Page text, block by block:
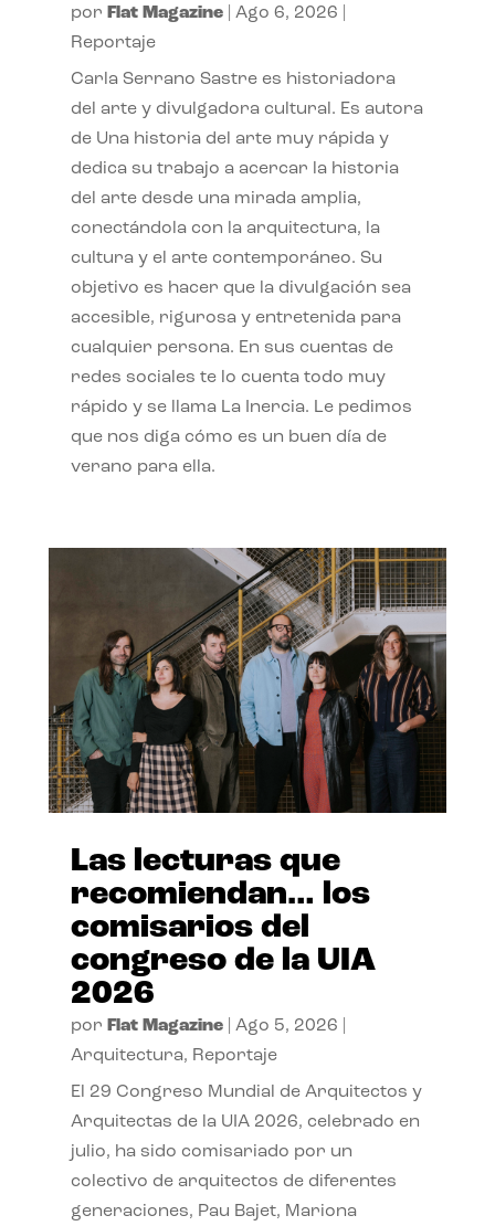
por Flat Magazine| Ago 6, 2026
Reportaje
Carla Serrano Sastre es historiadora
del arte y divulgadora cultural. Es autora
de Una historia del arte muy rápida y
dedica su trabajo a acercar la historia
del arte desde una mirada amplia,
conectándola con la arquitectura, la
cultura y el arte contemporáneo. Su
objetivo es hacer que la divulgación sea
accesible, rigurosa y entretenida para
cualquier persona. En sus cuentas de
redes sociales te lo cuenta todo muy
rápido y se llama La Inercia. Le pedimos
que nos diga cómo es un buen día de
verano para ella.
Las lecturas que
recomiendan… los
comisarios del
congreso de la UIA
2026
por Flat Magazine| Ago 5, 2026
Arquitectura, Reportaje
El 29 Congreso Mundial de Arquitectos y
Arquitectas de la UIA 2026, celebrado en
julio, ha sido comisariado por un
colectivo de arquitectos de diferentes
generaciones, Pau Bajet, Mariona